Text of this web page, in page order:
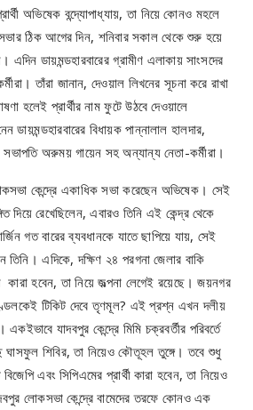
অভিষেক বন্দ্যোপাধ্যায়, তা নিয়ে কোনও মহলে
ঠিক আগের দিন, শনিবার সকাল থেকে শুরু হয়ে
এদিন ডায়মন্ডহারবারের গ্রামীণ এলাকায় সাংসদের
তাঁরা জানান, দেওয়াল লিখনের সূচনা করে রাখা
হলেই প্রার্থীর নাম ফুটে উঠবে দেওয়ালে
ডায়মন্ডহারবারের বিধায়ক পান্নালাল হালদার,
সভাপতি অরুময় গায়েন সহ অন্যান্য নেতা-কর্মীরা।
কেন্দ্রে একাধিক সভা করেছেন অভিষেক। সেই
দিয়ে রেখেছিলেন, এবারও তিনি এই কেন্দ্র থেকে
গত বারের ব্যবধানকে যাতে ছাপিয়ে যায়, সেই
তিনি। এদিকে, দক্ষিণ ২৪ পরগনা জেলার বাকি
কারা হবেন, তা নিয়ে জল্পনা লেগেই রয়েছে। জয়নগর
টিকিট দেবে তৃণমূল? এই প্রশ্ন এখন দলীয়
যাদবপুর কেন্দ্রে মিমি চক্রবর্তীর পরিবর্তে
শিবির, তা নিয়েও কৌতূহল তুঙ্গে। তবে শুধু
এবং সিপিএমের প্রার্থী কারা হবেন, তা নিয়েও
লোকসভা কেন্দ্রে বামেদের তরফে কোনও এক